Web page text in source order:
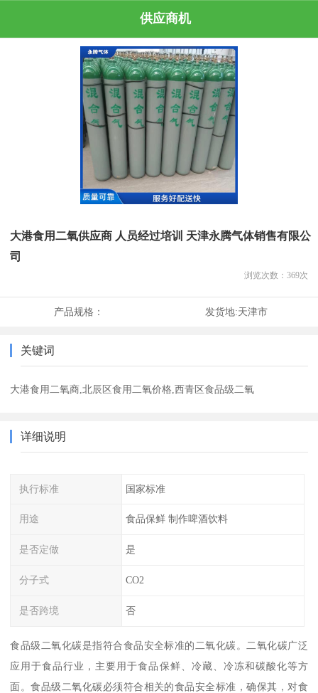
供应商机
大港食用二氧供应商 人员经过培训 天津永腾气体销售有限公
司
浏览次数： 369次
产品规格： 发货地:天津市
关键词
大港食用二氧商,北辰区食用二氧价格,西青区食品级二氧
详细说明
执行标准 国家标准
用途 食品保鲜 制作啤酒饮料
是否定做 是
分子式 CO2
是否跨境 否
食品级二氧化碳是指符合食品安全标准的二氧化碳。二氧化碳广泛
应用于食品行业，主要用于食品保鲜、冷藏、冷冻和碳酸化等方
面。食品级二氧化碳必须符合相关的食品安全标准，确保其，对食